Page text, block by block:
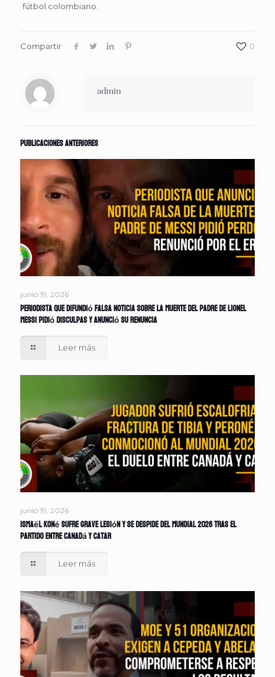
fútbol colombiano.
Compartir 0
admin
Publicaciones anteriores
junio 19, 2026
Periodista que difundió falsa noticia sobre la muerte del padre de Lionel
Messi pidió disculpas y anunció su renuncia
Leer más
junio 19, 2026
Ismaël Koné sufre grave lesión y se despide del Mundial 2026 tras el
partido entre Canadá y Catar
Leer más